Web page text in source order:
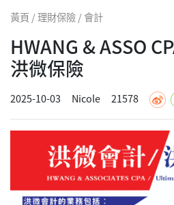
黃頁 / 理財保險 / 會計
HWANG & ASSO
洪微保險
2025-10-03 Nicole 21578